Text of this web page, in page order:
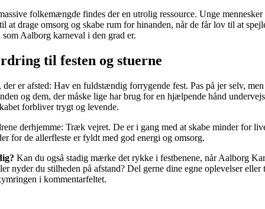
folkemængde findes der en utrolig ressource. Unge mennesker
at drage omsorg og skabe rum for hinanden, når de får lov til at
Aalborg karneval i den grad er.
til festen og stuerne
der er afsted: Hav en fuldstændig forrygende fest. Pas på jer selv,
og dem, der måske lige har brug for en hjælpende hånd
forbliver trygt og levende.
derhjemme: Træk vejret. De er i gang med at skabe minder for
for de allerfleste er fyldt med god energi og omsorg.
Kan du også stadig mærke det rykke i festbenene, når Aalborg
nyder du stilheden på afstand? Del gerne dine egne oplevelser eller
i kommentarfeltet.